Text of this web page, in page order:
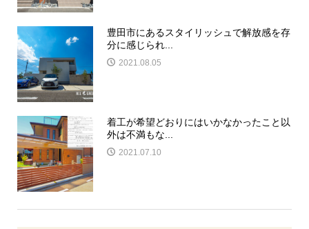
豊田市にあるスタイリッシュで解放感を存
分に感じられ...
2021.08.05
着工が希望どおりにはいかなかったこと以
外は不満もな...
2021.07.10